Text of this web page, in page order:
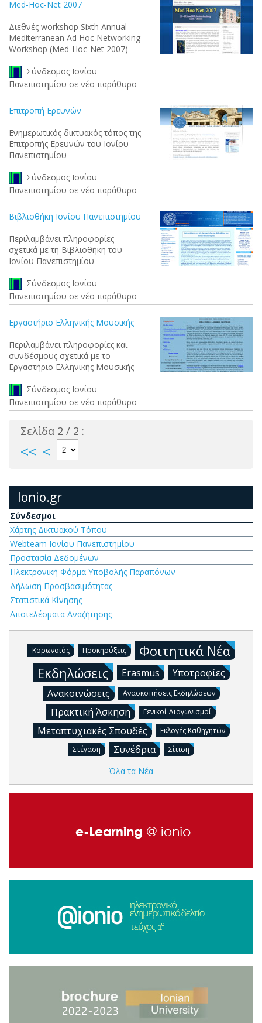
Med-Hoc-Net 2007
Διεθνές workshop Sixth Annual
Mediterranean Ad Hoc Networking
Workshop (Med-Hoc-Net 2007)
Σύνδεσμος Ιονίου
Πανεπιστημίου σε νέο παράθυρο
Επιτροπή Ερευνών
Ενημερωτικός δικτυακός τόπος της
Επιτροπής Ερευνών του Ιονίου
Πανεπιστημίου
Σύνδεσμος Ιονίου
Πανεπιστημίου σε νέο παράθυρο
Βιβλιοθήκη Ιονίου Πανεπιστημίου
Περιλαμβάνει πληροφορίες
σχετικά με τη Βιβλιοθήκη του
Ιονίου Πανεπιστημίου
Σύνδεσμος Ιονίου
Πανεπιστημίου σε νέο παράθυρο
Εργαστήριο Ελληνικής Μουσικής
Περιλαμβάνει πληροφορίες και
συνδέσμους σχετικά με το
Εργαστήριο Ελληνικής Μουσικής
Σύνδεσμος Ιονίου
Πανεπιστημίου σε νέο παράθυρο
Σελίδα 2 / 2 :
<< <
Ionio.gr
Σύνδεσμοι
Χάρτης Δικτυακού Τόπου
Webteam Ιονίου Πανεπιστημίου
Προστασία Δεδομένων
Ηλεκτρονική Φόρμα Υποβολής Παραπόνων
Δήλωση Προσβασιμότητας
Στατιστικά Κίνησης
Αποτελέσματα Αναζήτησης
Κορωνοϊός Προκηρύξεις
Φοιτητικά Νέα
Εκδηλώσεις
Erasmus
Υποτροφίες
Ανακοινώσεις
Ανασκοπήσεις Εκδηλώσεων
Πρακτική Άσκηση Γενικοί Διαγωνισμοί
Μεταπτυχιακές Σπουδές
Εκλογές Καθηγητών
Στέγαση
Συνέδρια Σίτιση
Όλα τα Νέα